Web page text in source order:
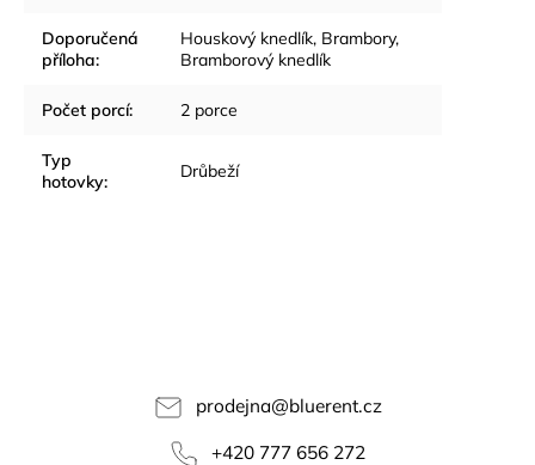
Doporučená
příloha:
Houskový knedlík, Brambory,
Bramborový knedlík
Počet porcí: 2 porce
Typ
hotovky: Drůbeží
prodejna@bluerent.cz
+420 777 656 272